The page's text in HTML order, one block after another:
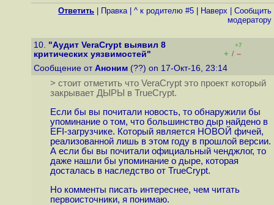
Ответить Правка| ^ к родителю #5 Наверх
Cообщить
модератору
10. "Аудит VeraCrypt выявил 8
критических уязвимостей"
+7
+ / –
Сообщение от Аноним (??) on 17-Окт-16, 23:14
> стоит отметить что VeraCrypt это проект который
закрывает ДЫРЫ в TrueCrypt.
Если бы вы почитали новость, то обнаружили бы
упоминание о том, что большинство дыр найдено в
EFI-загрузчике. Который является НОВОЙ фичей,
реализованной лишь в этом году в прошлой версии.
А если бы вы почитали официальный ченджлог, то
даже нашли бы упоминание о дыре, которая
досталась в наследство от TrueCrypt.
Но комменты писать интереснее, чем читать
первоисточники, я понимаю.